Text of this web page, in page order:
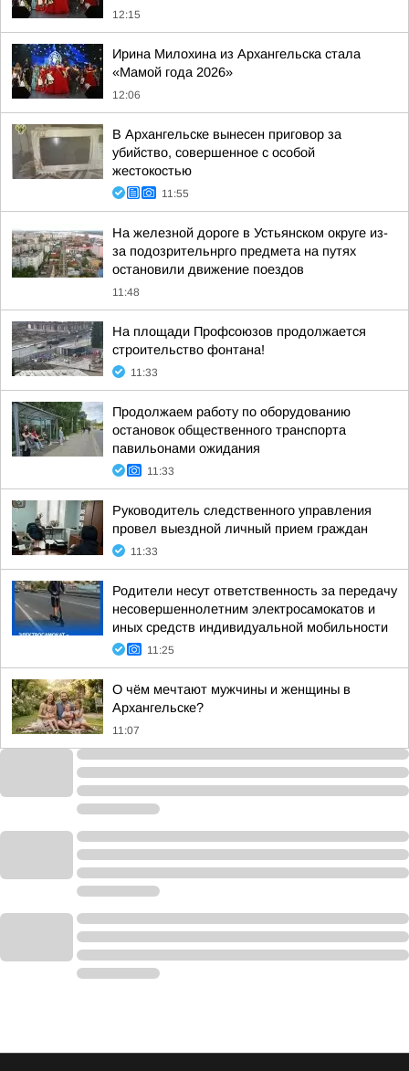
12:15
Ирина Милохина из Архангельска стала
«Мамой года 2026»
12:06
В Архангельске вынесен приговор за
убийство, совершенное с особой
жестокостью
11:55
На железной дороге в Устьянском округе из-
за подозрительнрго предмета на путях
остановили движение поездов
11:48
На площади Профсоюзов продолжается
строительство фонтана!
11:33
Продолжаем работу по оборудованию
остановок общественного транспорта
павильонами ожидания
11:33
Руководитель следственного управления
провел выездной личный прием граждан
11:33
Родители несут ответственность за передачу
несовершеннолетним электросамокатов и
иных средств индивидуальной мобильности
11:25
О чём мечтают мужчины и женщины в
Архангельске?
11:07